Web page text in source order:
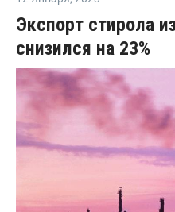
Экспорт стирола
снизился на 23%